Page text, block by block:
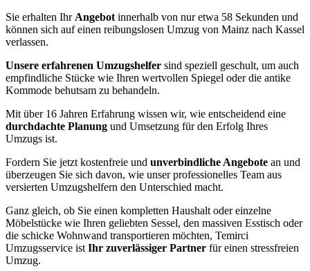
Sie erhalten Ihr Angebot innerhalb von nur etwa 58 Sekunden und
können sich auf einen reibungslosen Umzug von Mainz nach Kassel
verlassen.
Unsere erfahrenen Umzugshelfer sind speziell geschult, um auch
empfindliche Stücke wie Ihren wertvollen Spiegel oder die antike
Kommode behutsam zu behandeln.
Mit über 16 Jahren Erfahrung wissen wir, wie entscheidend eine
durchdachte Planung und Umsetzung für den Erfolg Ihres
Umzugs ist.
Fordern Sie jetzt kostenfreie und unverbindliche Angebote an und
überzeugen Sie sich davon, wie unser professionelles Team aus
versierten Umzugshelfern den Unterschied macht.
Ganz gleich, ob Sie einen kompletten Haushalt oder einzelne
Möbelstücke wie Ihren geliebten Sessel, den massiven Esstisch oder
die schicke Wohnwand transportieren möchten, Temirci
Umzugsservice ist Ihr zuverlässiger Partner für einen stressfreien
Umzug.